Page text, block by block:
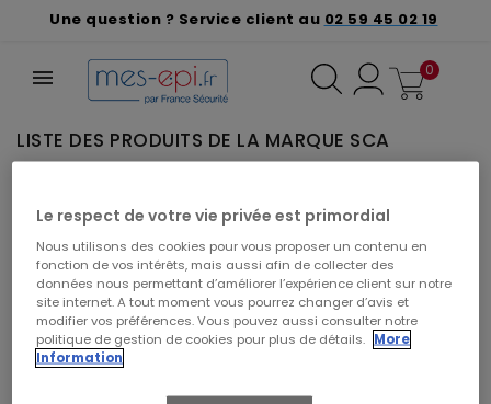
Une question ? Service client au 02 59 45 02 19
0
LISTE DES PRODUITS DE LA MARQUE SCA
VEUILLEZ NOUS EXCUSER POUR LE
DÉSAGRÉMENT.
Effectuez une nouvelle recherche
Le respect de votre vie privée est primordial
Nous utilisons des cookies pour vous proposer un contenu en
fonction de vos intérêts, mais aussi afin de collecter des
données nous permettant d’améliorer l’expérience client sur notre
site internet. A tout moment vous pourrez changer d’avis et
modifier vos préférences. Vous pouvez aussi consulter notre
politique de gestion de cookies pour plus de détails. More
Information